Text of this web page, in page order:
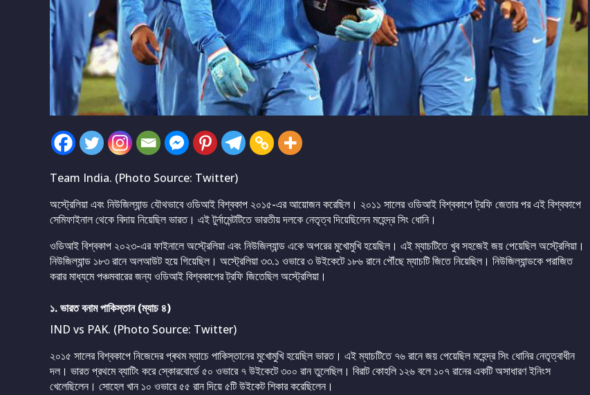
Team India. (Photo Source: Twitter)
অস্ট্রেলিয়া এবং নিউজিল্যান্ড যৌথভাবে ওডিআই বিশ্বকাপ ২০১৫-এর আয়োজন করেছিল। ২০১১ সালের ওডিআই বিশ্বকাপে ট্রফি জেতার পর এই বিশ্বকাপে
সেমিফাইনাল থেকে বিদায় নিয়েছিল ভারত। এই টুর্নামেন্টটিতে ভারতীয় দলকে নেতৃত্ব দিয়েছিলেন মহেন্দ্র সিং ধোনি।
ওডিআই বিশ্বকাপ ২০২৩-এর ফাইনালে অস্ট্রেলিয়া এবং নিউজিল্যান্ড একে অপরের মুখোমুখি হয়েছিল। এই ম্যাচটিতে খুব সহজেই জয় পেয়েছিল অস্ট্রেলিয়া।
নিউজিল্যান্ড ১৮৩ রানে অলআউট হয়ে গিয়েছিল। অস্ট্রেলিয়া ৩৩.১ ওভারে ৩ উইকেটে ১৮৬ রানে পৌঁছে ম্যাচটি জিতে নিয়েছিল। নিউজিল্যান্ডকে পরাজিত
করার মাধ্যমে পঞ্চমবারের জন্য ওডিআই বিশ্বকাপের ট্রফি জিতেছিল অস্ট্রেলিয়া।
১. ভারত বনাম পাকিস্তান (ম্যাচ ৪)
IND vs PAK. (Photo Source: Twitter)
২০১৫ সালের বিশ্বকাপে নিজেদের প্ৰথম ম্যাচে পাকিস্তানের মুখোমুখি হয়েছিল ভারত। এই ম্যাচটিতে ৭৬ রানে জয় পেয়েছিল মহেন্দ্র সিং ধোনির নেতৃত্বাধীন
দল। ভারত প্রথমে ব্যাটিং করে স্কোরবোর্ডে ৫০ ওভারে ৭ উইকেটে ৩০০ রান তুলেছিল। বিরাট কোহলি ১২৬ বলে ১০৭ রানের একটি অসাধারণ ইনিংস
খেলেছিলেন। সোহেল খান ১০ ওভারে ৫৫ রান দিয়ে ৫টি উইকেট শিকার করেছিলেন।